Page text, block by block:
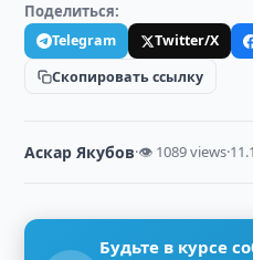
Поделиться:
Telegram Twitter/X
Скопировать ссылку
Аскар Якубов·👁 1089 views·
Будьте в курсе